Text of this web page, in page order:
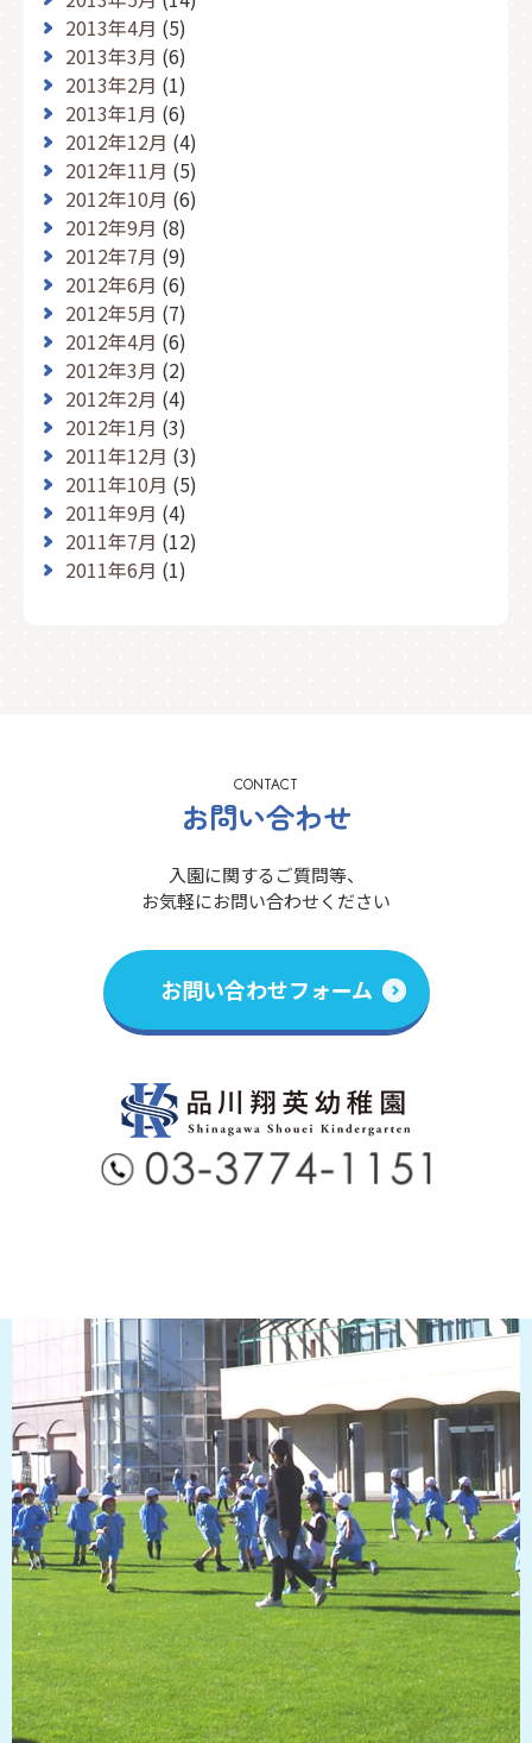
2013年4月 (5)
2013年3月 (6)
2013年2月 (1)
2013年1月 (6)
2012年12月 (4)
2012年11月 (5)
2012年10月 (6)
2012年9月 (8)
2012年7月 (9)
2012年6月 (6)
2012年5月 (7)
2012年4月 (6)
2012年3月 (2)
2012年2月 (4)
2012年1月 (3)
2011年12月 (3)
2011年10月 (5)
2011年9月 (4)
2011年7月 (12)
2011年6月 (1)
CONTACT
お問い合わせ
入園に関するご質問等、
お気軽にお問い合わせください
お問い合わせフォーム